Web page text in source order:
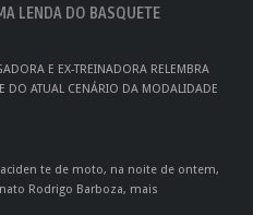
LENDA DO BASQUETE
E EX-TREINADORA RELEMBRA
DO ATUAL CENÁRIO DA MODALIDADE
aciden te de moto, na noite de ontem,
Rodrigo Barboza, mais